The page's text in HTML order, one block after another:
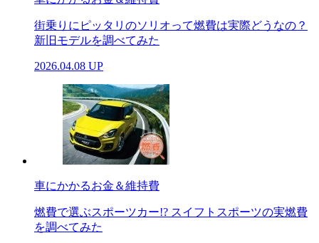
街乗りにピッタリのソリオって燃費は実際どうなの？
新旧モデルを調べてみた
2026.04.08 UP
車にかかるお金＆維持費
燃費で選ぶスポーツカー!? スイフトスポーツの実燃費
を調べてみた